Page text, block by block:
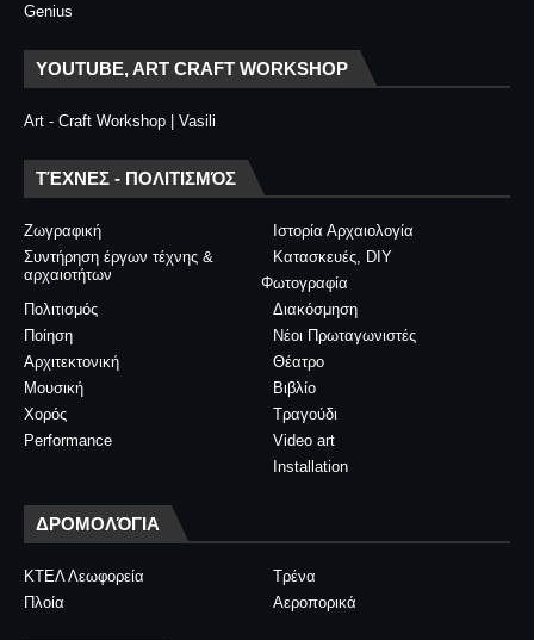
Genius
YOUTUBE, ART CRAFT WORKSHOP
Art - Craft Workshop | Vasili
ΤΈΧΝΕΣ - ΠΟΛΙΤΙΣΜΌΣ
Ζωγραφική
Ιστορία Αρχαιολογία
Συντήρηση έργων τέχνης &
αρχαιοτήτων
Κατασκευές, DIY
Φωτογραφία
Διακόσμηση
Πολιτισμός
Νέοι Πρωταγωνιστές
Ποίηση
Θέατρο
Αρχιτεκτονική
Βιβλίο
Μουσική
Τραγούδι
Χορός
Video art
Performance
Installation
ΔΡΟΜΟΛΌΓΙΑ
ΚΤΕΛ Λεωφορεία
Τρένα
Πλοία
Αεροπορικά